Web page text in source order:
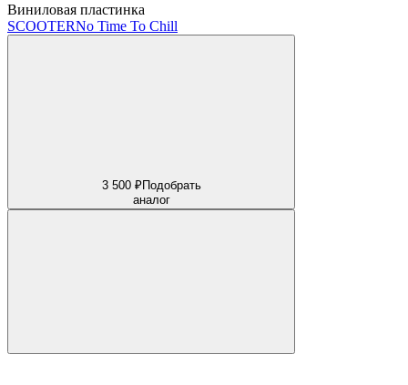
Виниловая пластинка
SCOOTERNo Time To Chill
3 500 ₽Подобрать
аналог